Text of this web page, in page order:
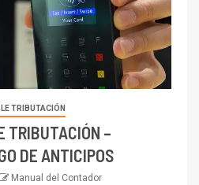
TRIBUTACIÓN
TRIBUTACIÓN –
DE ANTICIPOS
Manual del Contador